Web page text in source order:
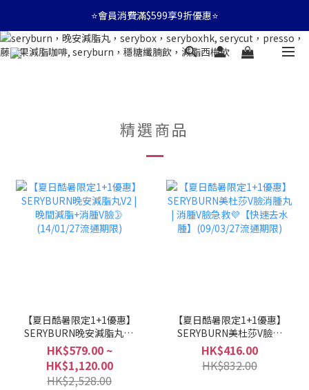
⭐會員消費滿$599享9折優惠⭐
⭐會員消費滿$599享9折優惠⭐
🚛消費滿$599 全店享免運🚛
精選商品
【夏日酷暑限定1+1優惠】
SERYBURN晚安減脂丸V2
| 晚間減脂+消腫V臉🌛
(14/01/27流通期限)
HK$579.00 ~
HK$1,120.00
HK$2,528.00
【夏日酷暑限定1+1優惠】
SERYBURN美杜莎V臉消
腫丸 | 消腫V臉急救💜【快
速去水腫】(09/03/27流通
期限)
HK$416.00
HK$832.00